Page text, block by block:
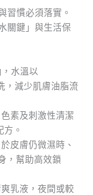
習慣必須落實。
關鍵」與生活保
水溫以
，減少肌膚油脂流
素及刺激性清潔
。
於皮膚仍微濕時、
，幫助高效鎖
爽乳液，夜間或較